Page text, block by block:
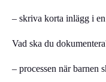
– skriva korta inlägg i
Vad ska du
– processen när barnen